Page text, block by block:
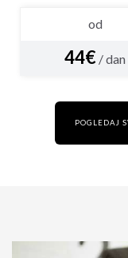
od
44€ / dan
POGLEDAJ